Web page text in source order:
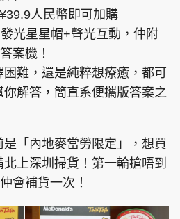
使用條款
版權及免責聲明
所有 . 不得轉載
人民幣即可加購
光星星帽+聲光互動，仲附
案機！
難，還是純粹想療癒，都可
解答，簡直系便攜版答案之
「內地麥當勞限定」，想買
上深圳掃貨！第一輪搶唔到
會補貨一次！